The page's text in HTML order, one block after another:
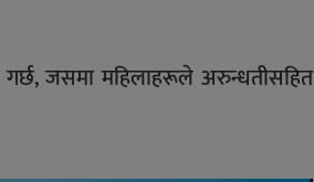
जसमा महिलाहरूले अरुन्धतीसहित